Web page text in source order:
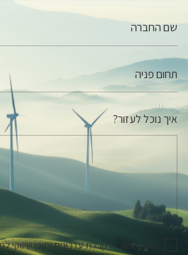
שם החברה
איך נוכל לעזור?
אני מאשר.ת קבלת עדכונים ותוכן שיווקי